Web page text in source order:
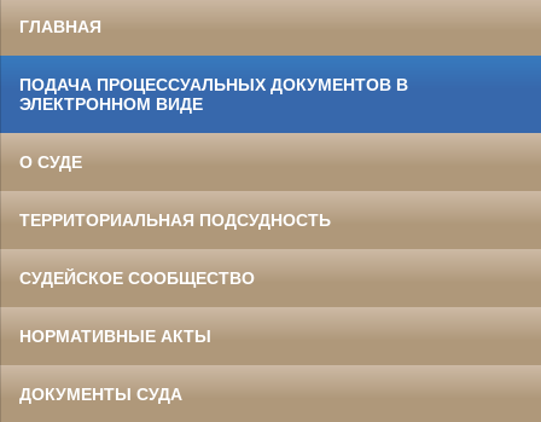
ГЛАВНАЯ
ПОДАЧА ПРОЦЕССУАЛЬНЫХ ДОКУМЕНТОВ В
ЭЛЕКТРОННОМ ВИДЕ
О СУДЕ
ТЕРРИТОРИАЛЬНАЯ ПОДСУДНОСТЬ
СУДЕЙСКОЕ СООБЩЕСТВО
НОРМАТИВНЫЕ АКТЫ
ДОКУМЕНТЫ СУДА